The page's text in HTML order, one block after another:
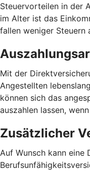
Steuervorteilen in der
im Alter ist das
fallen weniger Steuern
Mit der
Angestellten
können sich das
auszahlen lassen,
Zusätzlicher
Auf Wunsch kann eine